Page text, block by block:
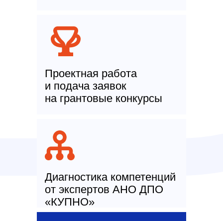
Проектная работа
и подача заявок
на грантовые конкурсы
Диагностика компетенций
от экспертов АНО ДПО
«КУПНО»